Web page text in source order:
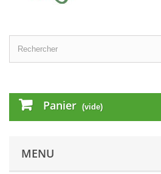
Panier (vide)
MENU